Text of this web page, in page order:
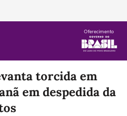
Oferecimento
torcida em
em despedida da